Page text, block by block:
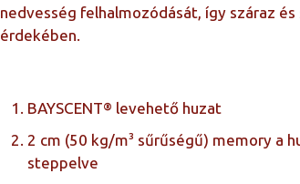
nedvesség felhalmozódását, így száraz
érdekében.
BAYSCENT® levehető huzat
2 cm (50 kg/m³ sűrűségű) memory a
steppelve